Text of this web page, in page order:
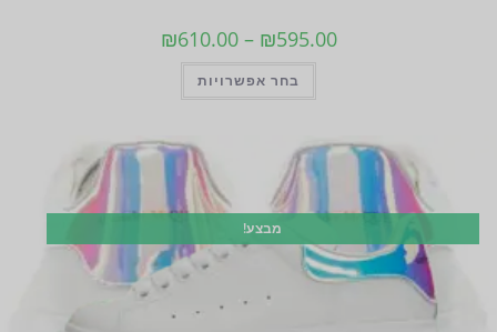
₪595.00
–
₪610.00
בחר אפשרויות
מבצע!